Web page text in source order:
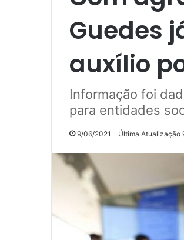
Guedes
auxílio
Informação foi
para entidades
9/06/2021 Última Atualização